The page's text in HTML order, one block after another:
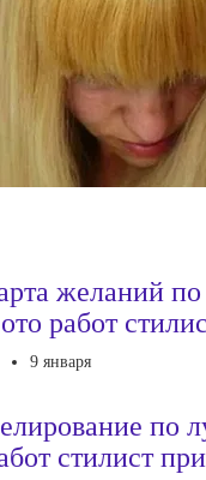
желаний
работ
9 января
по
стилист